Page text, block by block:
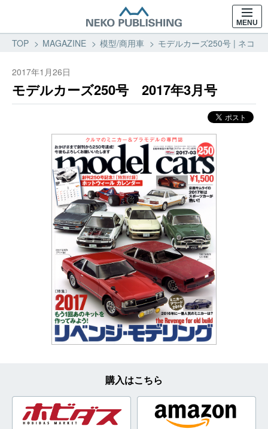
MENU
TOP MAGAZINE 模型/商用車 モデルカーズ250号 | ネコ・
2017年1月26日
モデルカーズ250号 2017年3月号
購入はこちら